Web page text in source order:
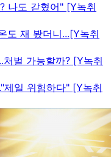
나도 갇혔어" [Y녹취
도 재 봤더니...[Y녹취
벌 가능할까? [Y녹취
제일 위험하다" [Y녹취